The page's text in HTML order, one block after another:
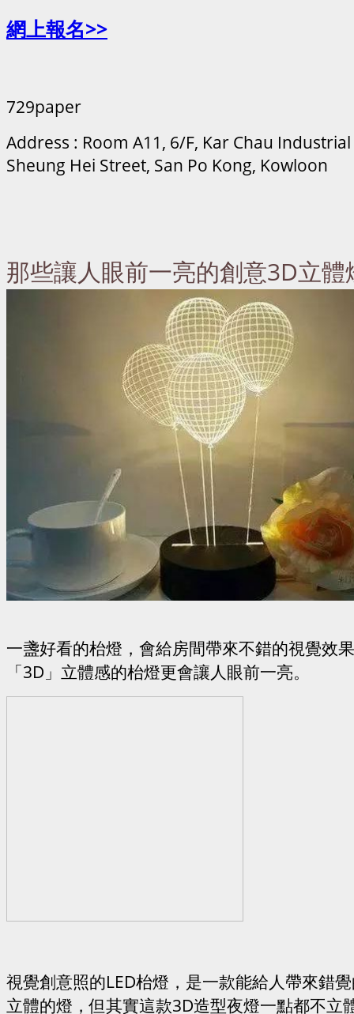
網上報名>>
729paper
Address : Room A11, 6/F, Kar Chau
Sheung Hei Street, San Po Kong, Kowloon
那些讓人眼前一亮的創意3D立體
一盞好看的枱燈，會給房間帶來不錯的視覺效
「3D」立體感的枱燈更會讓人眼前一亮。
視覺創意照的LED枱燈，是一款能給人帶來錯
立體的燈，但其實這款3D造型夜燈一點都不立